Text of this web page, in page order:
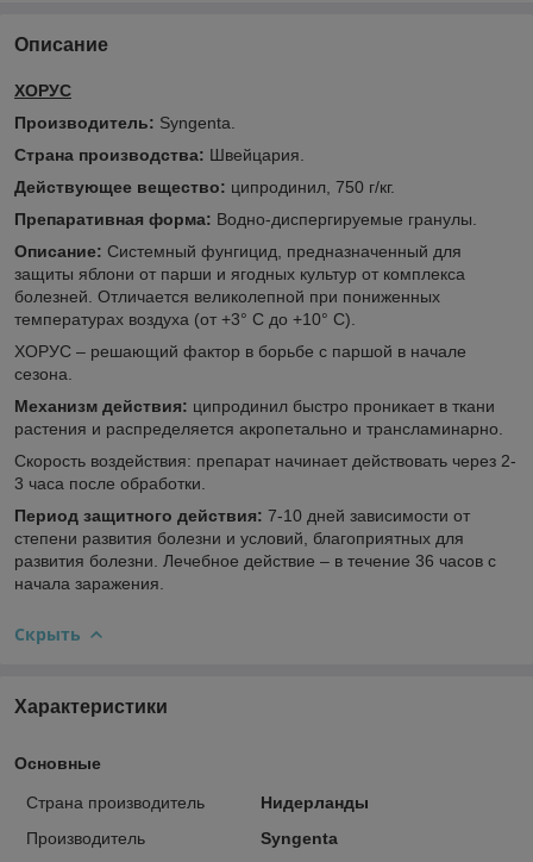
Описание
ХОРУС
Производитель: Syngenta.
Страна производства: Швейцария.
Действующее вещество: ципродинил, 750 г/кг.
Препаративная форма: Водно-диспергируемые гранулы.
Описание: Системный фунгицид, предназначенный для
защиты яблони от парши и ягодных культур от комплекса
болезней. Отличается великолепной при пониженных
температурах воздуха (от +3° С до +10° С).
ХОРУС – решающий фактор в борьбе с паршой в начале
сезона.
Механизм действия: ципродинил быстро проникает в ткани
растения и распределяется акропетально и трансламинарно.
Скорость воздействия: препарат начинает действовать через 2-
3 часа после обработки.
Период защитного действия: 7-10 дней зависимости от
степени развития болезни и условий, благоприятных для
развития болезни. Лечебное действие – в течение 36 часов с
начала заражения.
Скрыть
Характеристики
Основные
Страна производитель
Нидерланды
Производитель
Syngenta